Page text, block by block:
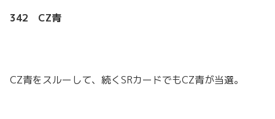
342 CZ青
CZ青をスルーして、続くSRカードでもCZ青が当選。